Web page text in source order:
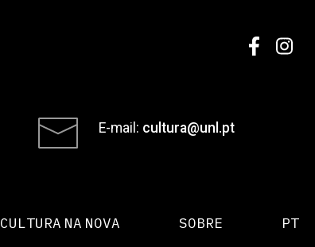
E-mail: cultura@unl.pt
CULTURA NA NOVA SOBRE PT